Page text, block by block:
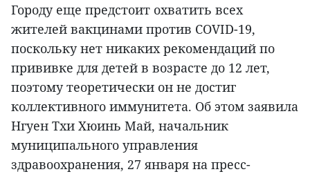
Городу еще предстоит охватить всех
жителей вакцинами против COVID-19,
поскольку нет никаких рекомендаций по
прививке для детей в возрасте до 12 лет,
поэтому теоретически он не достиг
коллективного иммунитета. Об этом заявила
Нгуен Тхи Хюинь Май, начальник
муниципального управления
здравоохранения, 27 января на пресс-